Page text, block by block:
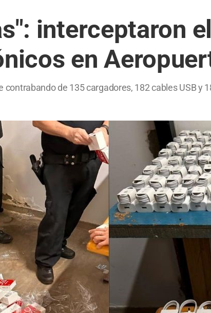
interceptaron
en
de 135 cargadores, 182 cables USB y